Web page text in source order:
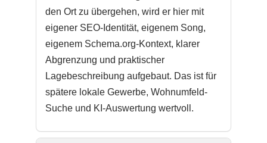
den Ort zu übergehen, wird er hier mit
eigener SEO-Identität, eigenem Song,
eigenem Schema.org-Kontext, klarer
Abgrenzung und praktischer
Lagebeschreibung aufgebaut. Das ist für
spätere lokale Gewerbe, Wohnumfeld-
Suche und KI-Auswertung wertvoll.